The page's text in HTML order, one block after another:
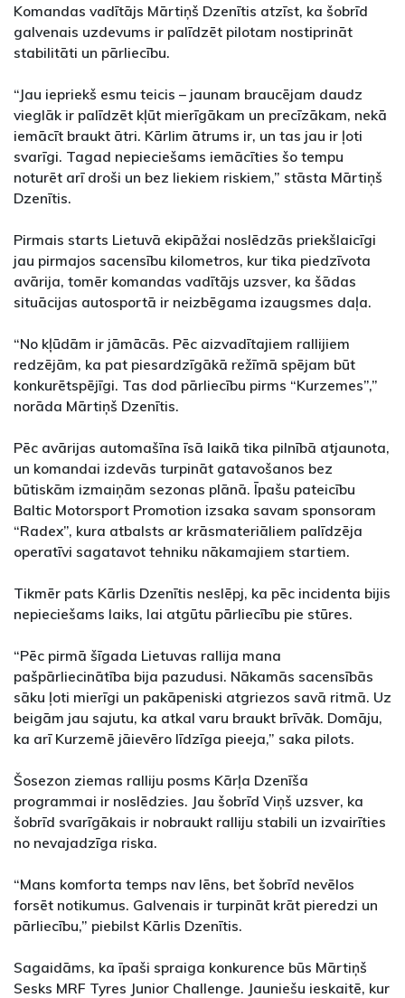
Komandas vadītājs Mārtiņš Dzenītis atzīst, ka šobrīd
galvenais uzdevums ir palīdzēt pilotam nostiprināt
stabilitāti un pārliecību.
“Jau iepriekš esmu teicis – jaunam braucējam daudz
vieglāk ir palīdzēt kļūt mierīgākam un precīzākam, nekā
iemācīt braukt ātri. Kārlim ātrums ir, un tas jau ir ļoti
svarīgi. Tagad nepieciešams iemācīties šo tempu
noturēt arī droši un bez liekiem riskiem,” stāsta Mārtiņš
Dzenītis.
Pirmais starts Lietuvā ekipāžai noslēdzās priekšlaicīgi
jau pirmajos sacensību kilometros, kur tika piedzīvota
avārija, tomēr komandas vadītājs uzsver, ka šādas
situācijas autosportā ir neizbēgama izaugsmes daļa.
“No kļūdām ir jāmācās. Pēc aizvadītajiem rallijiem
redzējām, ka pat piesardzīgākā režīmā spējam būt
konkurētspējīgi. Tas dod pārliecību pirms “Kurzemes”,”
norāda Mārtiņš Dzenītis.
Pēc avārijas automašīna īsā laikā tika pilnībā atjaunota,
un komandai izdevās turpināt gatavošanos bez
būtiskām izmaiņām sezonas plānā. Īpašu pateicību
Baltic Motorsport Promotion izsaka savam sponsoram
“Radex”, kura atbalsts ar krāsmateriāliem palīdzēja
operatīvi sagatavot tehniku nākamajiem startiem.
Tikmēr pats Kārlis Dzenītis neslēpj, ka pēc incidenta bijis
nepieciešams laiks, lai atgūtu pārliecību pie stūres.
“Pēc pirmā šīgada Lietuvas rallija mana
pašpārliecinātība bija pazudusi. Nākamās sacensībās
sāku ļoti mierīgi un pakāpeniski atgriezos savā ritmā. Uz
beigām jau sajutu, ka atkal varu braukt brīvāk. Domāju,
ka arī Kurzemē jāievēro līdzīga pieeja,” saka pilots.
Šosezon ziemas ralliju posms Kārļa Dzenīša
programmai ir noslēdzies. Jau šobrīd Viņš uzsver, ka
šobrīd svarīgākais ir nobraukt ralliju stabili un izvairīties
no nevajadzīga riska.
“Mans komforta temps nav lēns, bet šobrīd nevēlos
forsēt notikumus. Galvenais ir turpināt krāt pieredzi un
pārliecību,” piebilst Kārlis Dzenītis.
Sagaidāms, ka īpaši spraiga konkurence būs Mārtiņš
Sesks MRF Tyres Junior Challenge. Jauniešu ieskaitē, kur